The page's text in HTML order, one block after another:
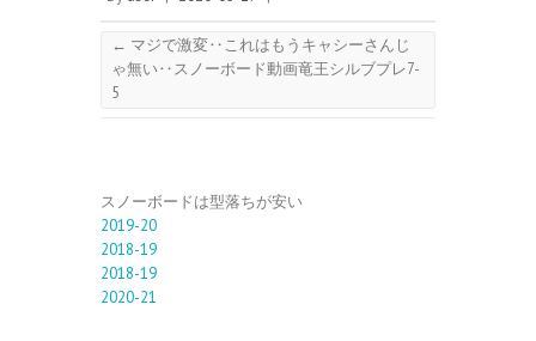
← マジで激変‥これはもうキャシーさんじ
ゃ無い‥スノーボード動画竜王シルブプレ7-
5
スノーボードは型落ちが安い
2019-20
2018-19
2018-19
2020-21